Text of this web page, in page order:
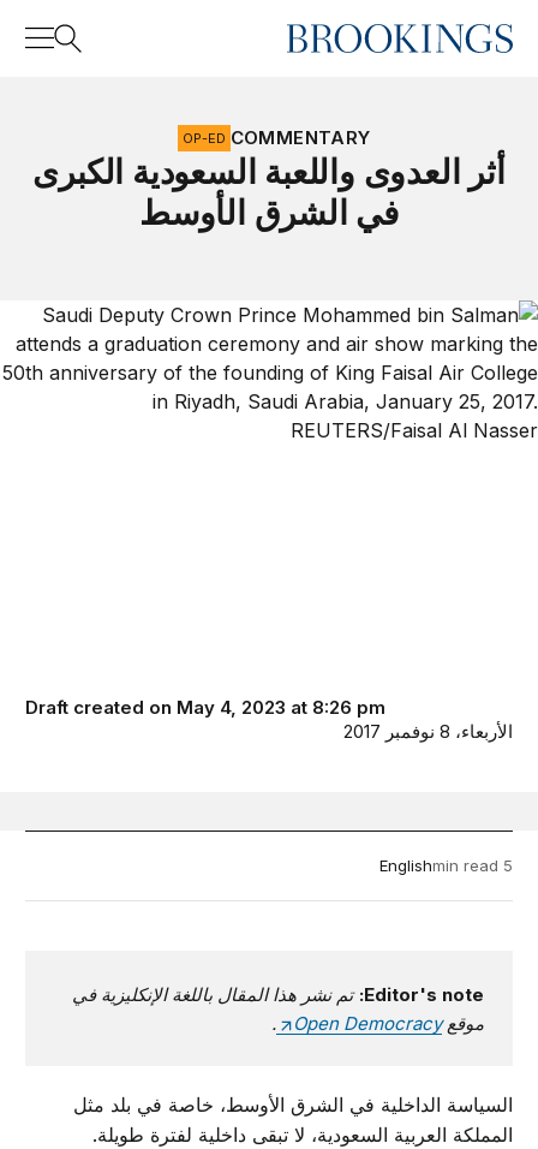
Home
COMMENTARY
OP-ED
أثر العدوى واللعبة السعودية الكبرى
في الشرق الأوسط
Draft created on May 4, 2023 at 8:26 pm
الأربعاء، 8 نوفمبر 2017
5 min read
English
Editor's note: تم نشر هذا المقال باللغة الإنكليزية في
موقعOpen Democracy
.
السياسة الداخلية في الشرق الأوسط، خاصة في بلد مثل
المملكة العربية السعودية، لا تبقى داخلية لفترة طويلة.